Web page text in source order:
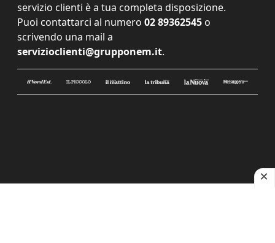
servizio clienti è a tua completa disposizione.
Puoi contattarci al numero 02 89362545 o
scrivendo una mail a
servizioclienti@grupponem.it.